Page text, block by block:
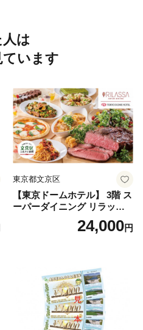
は
ています
東京都文京区
【東京ドームホテル】 3階 ス
ーパーダイニング リラッサ
ランチブッフェ お食事券 大
人1名様分 関東 東京 ご利用
24,000円